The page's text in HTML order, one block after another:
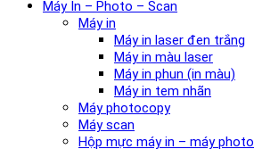
Máy In – Photo – Scan
Máy in
Máy in laser đen trắng
Máy in màu laser
Máy in phun (in màu)
Máy in tem nhãn
Máy photocopy
Máy scan
Hộp mực máy in – máy photo